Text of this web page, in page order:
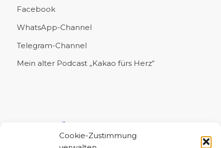
Cookie-Zustimmung
Facebook
WhatsApp-Channel
Telegram-Channel
Mein alter Podcast „Kakao fürs Herz“